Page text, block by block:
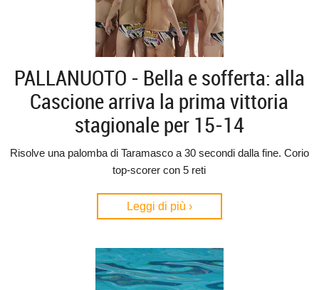
PALLANUOTO - Bella e sofferta: alla
Cascione arriva la prima vittoria
stagionale per 15-14
Risolve una palomba di Taramasco a 30 secondi dalla fine. Corio
top-scorer con 5 reti
Leggi di più ›